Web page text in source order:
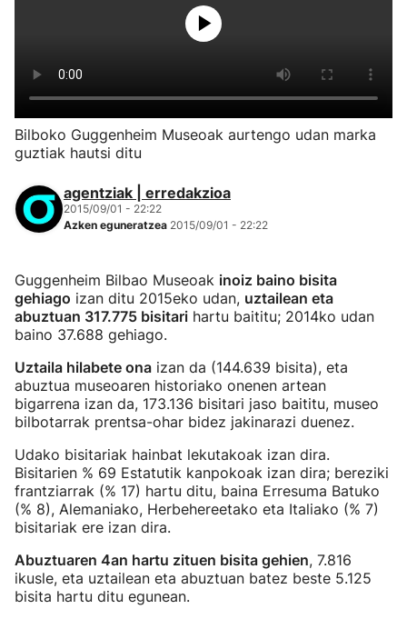
Bilboko Guggenheim Museoak aurtengo udan marka
guztiak hautsi ditu
agentziak | erredakzioa
2015/09/01 - 22:22
Azken eguneratzea 2015/09/01 - 22:22
Guggenheim Bilbao Museoak inoiz baino bisita
gehiago izan ditu 2015eko udan, uztailean eta
abuztuan 317.775 bisitari hartu baititu; 2014ko udan
baino 37.688 gehiago.
Uztaila hilabete ona izan da (144.639 bisita), eta
abuztua museoaren historiako onenen artean
bigarrena izan da, 173.136 bisitari jaso baititu, museo
bilbotarrak prentsa-ohar bidez jakinarazi duenez.
Udako bisitariak hainbat lekutakoak izan dira.
Bisitarien % 69 Estatutik kanpokoak izan dira; bereziki
frantziarrak (% 17) hartu ditu, baina Erresuma Batuko
(% 8), Alemaniako, Herbehereetako eta Italiako (% 7)
bisitariak ere izan dira.
Abuztuaren 4an hartu zituen bisita gehien, 7.816
ikusle, eta uztailean eta abuztuan batez beste 5.125
bisita hartu ditu egunean.